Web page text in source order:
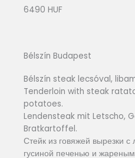
6490 HUF
Bélszín Budapest
Bélszín steak lecsóval,
Tenderloin with steak
potatoes.
Lendensteak mit Letscho,
Bratkartoffel.
Стейк из говяжей вырезки с
гусиной печенью и